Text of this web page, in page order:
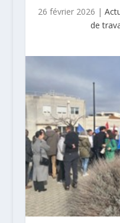
26 février 2026 |
de